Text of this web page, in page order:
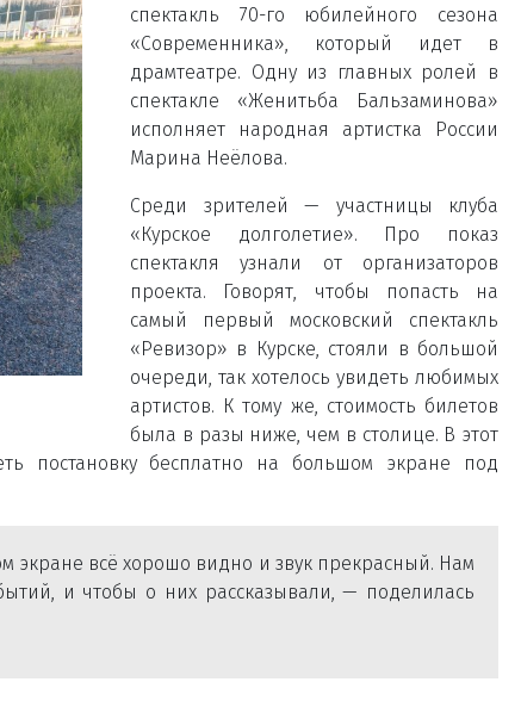
спектакль 70-го юбилейного сезона
«Современника», который идет в
драмтеатре. Одну из главных ролей в
спектакле «Женитьба Бальзаминова»
исполняет народная артистка России
Марина Неёлова.
Среди зрителей — участницы клуба
«Курское долголетие». Про показ
спектакля узнали от организаторов
проекта. Говорят, чтобы попасть на
самый первый московский спектакль
«Ревизор» в Курске, стояли в большой
очереди, так хотелось увидеть любимых
артистов. К тому же, стоимость билетов
была в разы ниже, чем в столице. В этот
постановку бесплатно на большом экране под
экране всё хорошо видно и звук прекрасный. Нам
и чтобы о них рассказывали, — поделилась